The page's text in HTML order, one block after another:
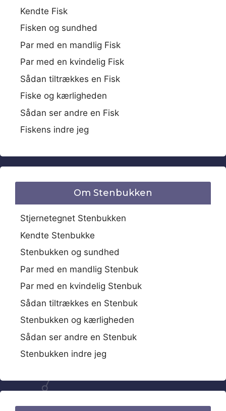
Kendte Fisk
Fisken og sundhed
Par med en mandlig Fisk
Par med en kvindelig Fisk
Sådan tiltrækkes en Fisk
Fiske og kærligheden
Sådan ser andre en Fisk
Fiskens indre jeg
Om Stenbukken
Stjernetegnet Stenbukken
Kendte Stenbukke
Stenbukken og sundhed
Par med en mandlig Stenbuk
Par med en kvindelig Stenbuk
Sådan tiltrækkes en Stenbuk
Stenbukken og kærligheden
Sådan ser andre en Stenbuk
Stenbukken indre jeg